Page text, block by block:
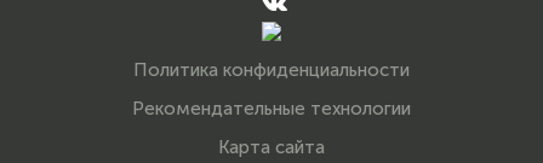
Политика конфиденциальности
Рекомендательные технологии
Карта сайта